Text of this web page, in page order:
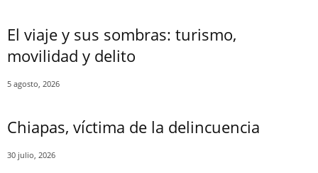
El viaje y sus sombras: turismo,
movilidad y delito
5 agosto, 2026
Chiapas, víctima de la delincuencia
30 julio, 2026